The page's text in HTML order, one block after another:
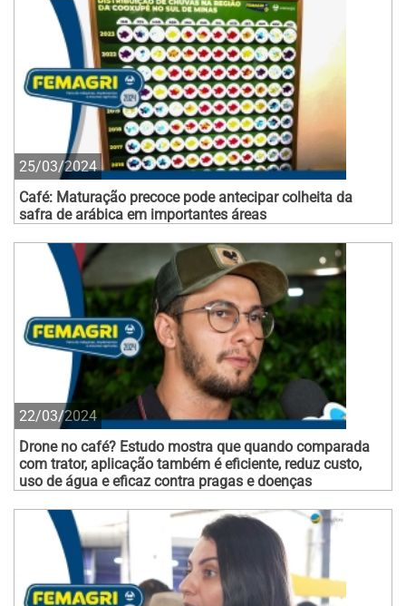
25/03/2024
Café: Maturação precoce pode antecipar colheita da
safra de arábica em importantes áreas
22/03/2024
Drone no café? Estudo mostra que quando comparada
com trator, aplicação também é eficiente, reduz custo,
uso de água e eficaz contra pragas e doenças